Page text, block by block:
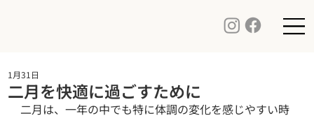
二月を快適に過ごすために
1月31日
二月は、一年の中でも特に体調の変化を感じやすい時